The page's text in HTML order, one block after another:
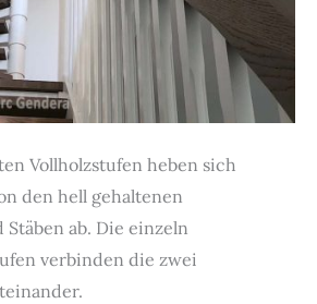
Vollholzstufen heben sich
den hell gehaltenen
ab. Die einzeln
verbinden die zwei